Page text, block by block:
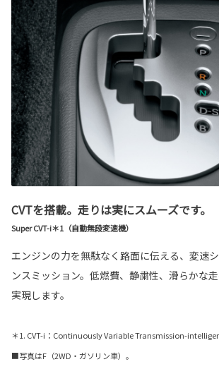
CVTを搭載。走りは実にスムーズです。
Super CVT-i＊1（自動無段変速機）
エンジンの力を無駄なく路面に伝える、変速
ンスミッション。低燃費、静粛性、滑らかな
実現します。
＊1. CVT-i：Continuously Variable Transmission-
■写真はF（2WD・ガソリン車）。